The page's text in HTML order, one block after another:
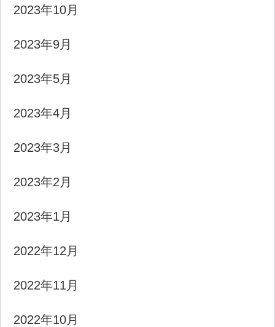
2023年10月
2023年9月
2023年5月
2023年4月
2023年3月
2023年2月
2023年1月
2022年12月
2022年11月
2022年10月